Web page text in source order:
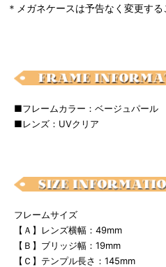
＊メガネケースは予告なく変更する
■フレームカラー：ベージュパール
■レンズ：UVクリア
フレームサイズ
【Ａ】レンズ横幅：49mm
【Ｂ】ブリッジ幅：19mm
【Ｃ】テンプル長さ：145mm